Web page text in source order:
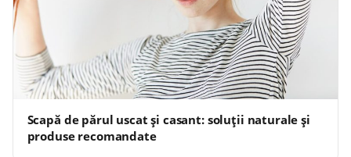
Scapă de părul uscat și casant: soluții naturale și
produse recomandate